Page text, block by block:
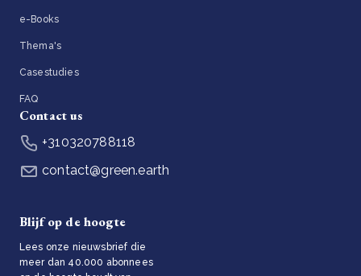
e-Books
Thema's
Casestudies
FAQ
Contact us
+310320788118
contact@green.earth
Blijf op de hoogte
Lees onze nieuwsbrief die
meer dan 40.000 abonnees